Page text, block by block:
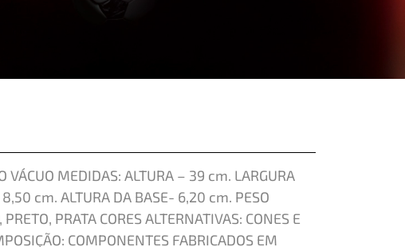
VÁCUO MEDIDAS: ALTURA – 39 cm. LARGURA
cm. ALTURA DA BASE- 6,20 cm. PESO
PRATA CORES ALTERNATIVAS: CONES E
COMPONENTES FABRICADOS EM